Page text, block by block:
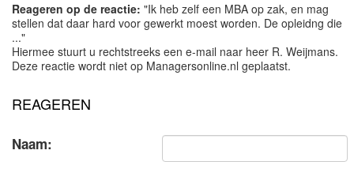
Reageren op de reactie: "Ik heb zelf een MBA op zak, en mag
stellen dat daar hard voor gewerkt moest worden. De opleidng die
..."
Hiermee stuurt u rechtstreeks een e-mail naar heer R. Weijmans.
Deze reactie wordt niet op Managersonline.nl geplaatst.
REAGEREN
Naam: